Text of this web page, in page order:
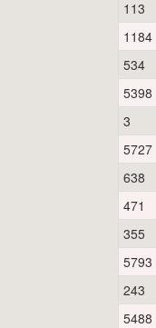
113
1184
534
5398
3
5727
638
471
355
5793
243
5488